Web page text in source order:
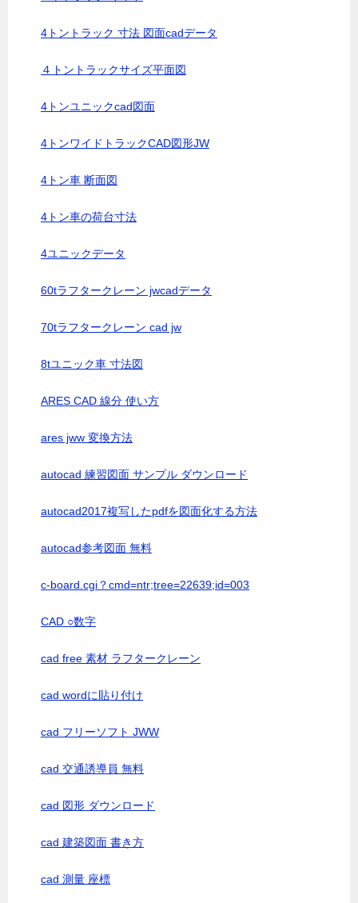
4トントラック 寸法 図面cadデータ
４トントラックサイズ平面図
4トンユニックcad図面
4トンワイドトラックCAD図形JW
4トン車 断面図
4トン車の荷台寸法
4ユニックデータ
60tラフタークレーン jwcadデータ
70tラフタークレーン cad jw
8tユニック車 寸法図
ARES CAD 線分 使い方
ares jww 変換方法
autocad 練習図面 サンプル ダウンロード
autocad2017複写したpdfを図面化する方法
autocad参考図面 無料
c-board.cgi？cmd=ntr;tree=22639;id=003
CAD ○数字
cad free 素材 ラフタークレーン
cad wordに貼り付け
cad フリーソフト JWW
cad 交通誘導員 無料
cad 図形 ダウンロード
cad 建築図面 書き方
cad 測量 座標